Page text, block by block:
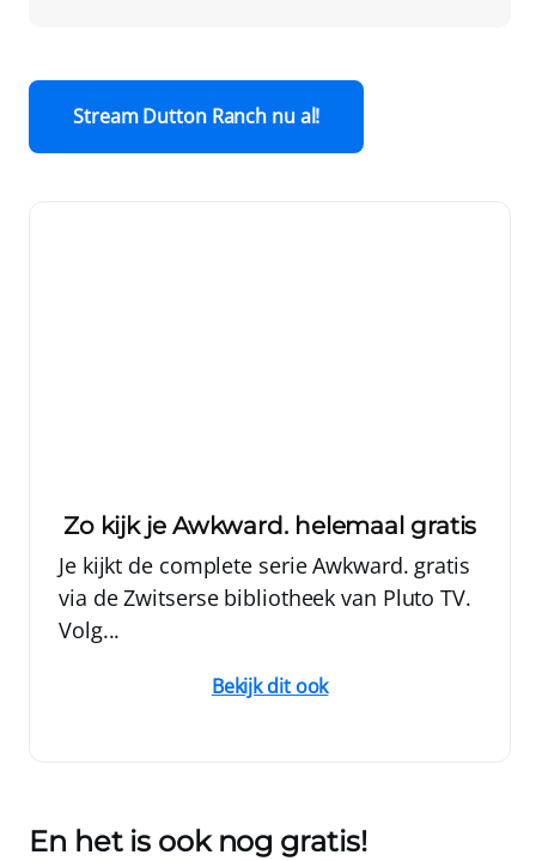
Stream Dutton Ranch nu al!
Zo kijk je Awkward. helemaal gratis
Je kijkt de complete serie Awkward. gratis
via de Zwitserse bibliotheek van Pluto TV.
Volg...
Bekijk dit ook
En het is ook nog gratis!